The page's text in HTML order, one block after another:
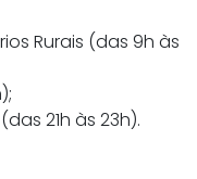
Rurais (das 9h às
21h às 23h).